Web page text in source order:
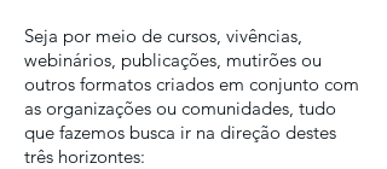
Seja por meio de cursos, vivências,
webinários, publicações, mutirões ou
outros formatos criados em conjunto com
as organizações ou comunidades, tudo
que fazemos busca ir na direção destes
três horizontes: